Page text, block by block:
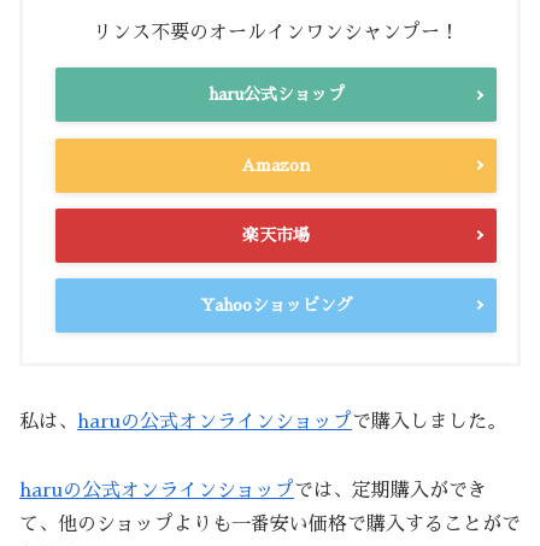
リンス不要のオールインワンシャンプー！
haru公式ショップ
Amazon
楽天市場
Yahooショッピング
私は、 haruの公式オンラインショップ で購入しました。
haruの公式オンラインショップ では、定期購入ができ
て、他のショップよりも一番安い価格で購入することがで